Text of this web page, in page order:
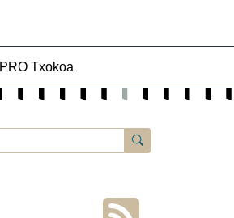
PRO Txokoa